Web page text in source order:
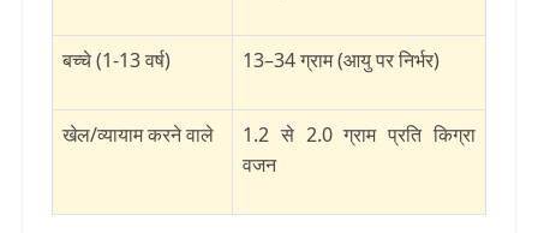
बच्चे (1-13 वर्ष) 13–34 ग्राम (आयु पर निर्भर)
खेल/व्यायाम करने वाले
1.2 से 2.0 ग्राम प्रति किग्रा
वजन